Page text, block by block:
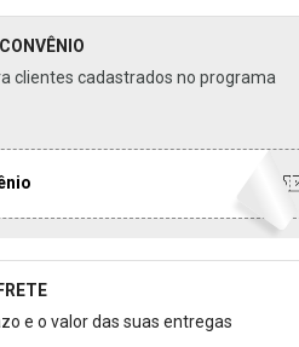
CONVÊNIO
clientes cadastrados no programa
Calcular o Frete
e o valor das suas entregas